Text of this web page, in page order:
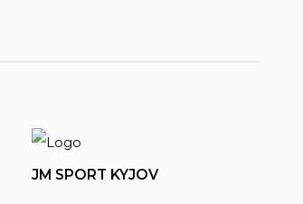
JM SPORT KYJOV